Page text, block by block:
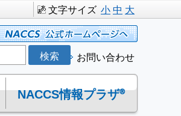
文字サイズ 小中 大
お問い合わせ
NACCS情報プラザ®